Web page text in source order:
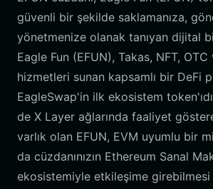
güvenli bir şekilde saklamanıza,
yönetmenize olanak tanıyan dijital
Eagle Fun (EFUN), Takas, NFT, OTC
hizmetleri sunan kapsamlı bir DeFi
EagleSwap'in ilk ekosistem
de X Layer ağlarında faaliyet
varlık olan EFUN, EVM uyumlu bir
da cüzdanınızın Ethereum Sanal
ekosistemiyle etkileşime